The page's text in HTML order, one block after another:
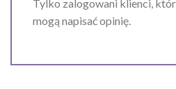
Tylko zalogowani klienci,
mogą napisać opinię.